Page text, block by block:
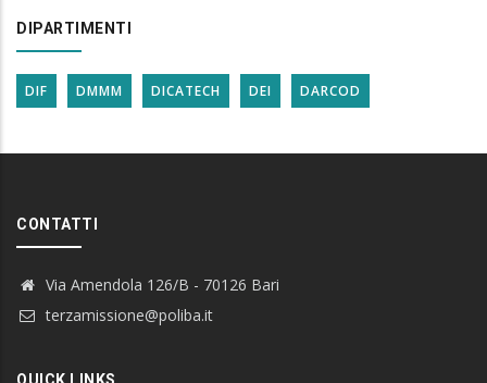
DIPARTIMENTI
DIF DMMM DICATECH DEI DARCOD
CONTATTI
Via Amendola 126/B - 70126 Bari
terzamissione@poliba.it
QUICK LINKS